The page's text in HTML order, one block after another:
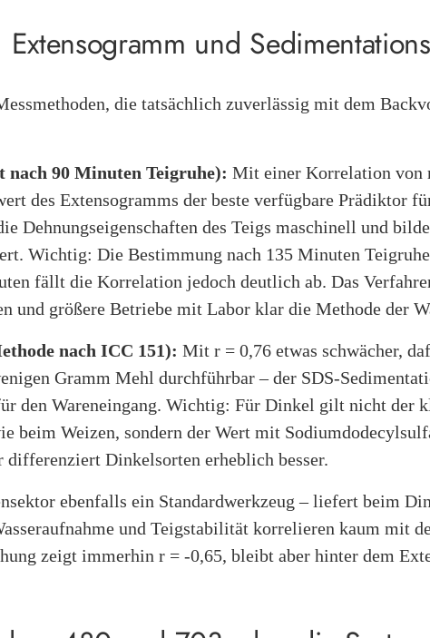
und
die tatsächlich zuverlässig mit dem
nach 90 Minuten Teigruhe): Mit einer Korrelation von
des Extensogramms der beste verfügbare Prädiktor
Dehnungseigenschaften des Teigs maschinell und
Wichtig: Die Bestimmung nach 135 Minuten
fällt die Korrelation jedoch deutlich ab. Das
und größere Betriebe mit Labor klar die Methode der
nach ICC 151): Mit r = 0,76 etwas schwächer,
Gramm Mehl durchführbar – der SDS-
den Wareneingang. Wichtig: Für Dinkel gilt nicht der
beim Weizen, sondern der Wert mit
differenziert Dinkelsorten erheblich besser.
ebenfalls ein Standardwerkzeug – liefert beim
und Teigstabilität korrelieren kaum mit
zeigt immerhin r = -0,65, bleibt aber hinter dem